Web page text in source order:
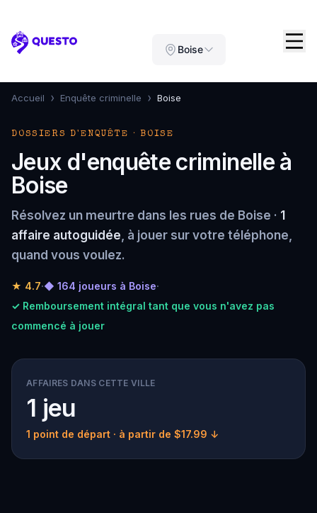
Questo Boise
Accueil › Enquête criminelle › Boise
DOSSIERS D'ENQUÊTE · BOISE
Jeux d'enquête criminelle à
Boise
Résolvez un meurtre dans les rues de Boise · 1
affaire autoguidée, à jouer sur votre téléphone,
quand vous voulez.
★ 4.7·◆ 164 joueurs à Boise·
✓ Remboursement intégral tant que vous n'avez pas
commencé à jouer
AFFAIRES DANS CETTE VILLE
1 jeu
1 point de départ · à partir de $17.99 ↓